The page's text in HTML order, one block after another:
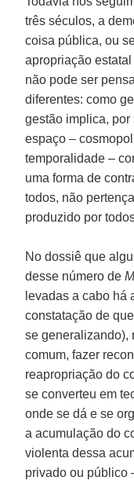
três séculos, a
coisa pública, ou
apropriação
não pode ser
diferentes: como
gestão implica,
espaço –
temporalidade –
uma forma de
todos, não
produzido por
No dossiê que
desse número de
levadas a cabo há
constatação de
se generalizando),
comum, fazer
reapropriação do
se converteu em
onde se dá e se
a acumulação do
violenta dessa
privado ou público